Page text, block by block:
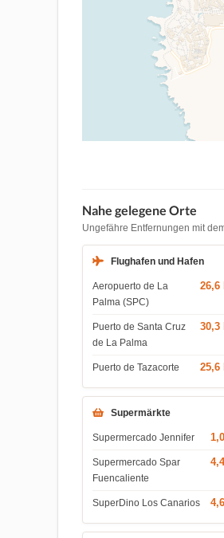
Nahe gelegene Orte
Ungefähre Entfernungen mit
Flughafen und Hafen
Aeropuerto de La
Palma (SPC)
26,6
Puerto de Santa Cruz
de La Palma
30,3
Puerto de Tazacorte 25,6
Supermärkte
Supermercado Jennifer
Supermercado Spar
Fuencaliente
SuperDino Los Canarios